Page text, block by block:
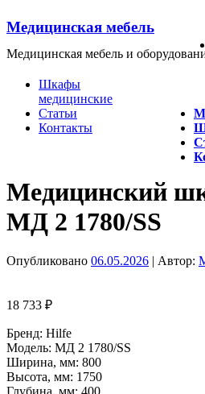
к
Медицинская мебель
Медицинская мебель и
Шкафы
медицинские
Статьи
Контакты
Медицинский
МД 2 1780/SS
Опубликовано 06.05.2026 | Автор:
18 733 ₽
Бренд: Hilfe
Модель: МД 2 1780/SS
Ширина, мм: 800
Высота, мм: 1750